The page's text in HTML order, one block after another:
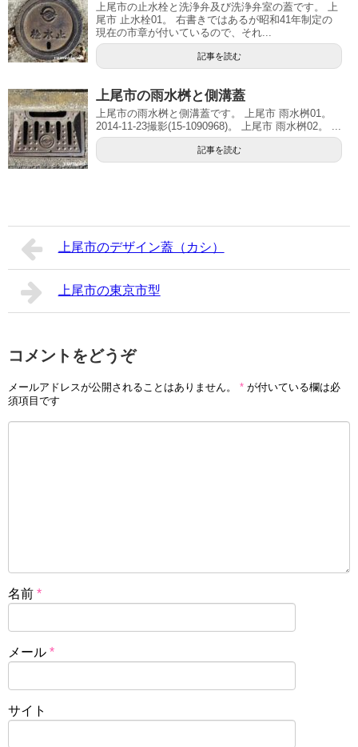
上尾市の止水栓と洗浄弁及び洗浄弁室の蓋です。 上
尾市 止水栓01。 右書きではあるが昭和41年制定の
現在の市章が付いているので、それ...
記事を読む
上尾市の雨水桝と側溝蓋
上尾市の雨水桝と側溝蓋です。 上尾市 雨水桝01。
2014-11-23撮影(15-1090968)。 上尾市 雨水桝02。 ...
記事を読む
上尾市のデザイン蓋（カシ）
上尾市の東京市型
コメントをどうぞ
メールアドレスが公開されることはありません。 * が付いている欄は必
須項目です
名前 *
メール *
サイト